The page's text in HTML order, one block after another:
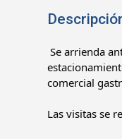
Se arrienda
comercial
Las visitas se